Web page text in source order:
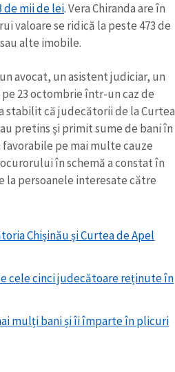
de mii de lei. Vera Chiranda are în
valoare se ridică la peste 473 de
alte imobile.
avocat, un asistent judiciar, un
23 octombrie într-un caz de
stabilit că judecătorii de la Curtea
pretins și primit sume de bani în
pe mai multe cauze
în schemă a constat în
persoanele interesate către
Chișinău și Curtea de Apel
cele cinci judecătoare reținute în
mulți bani și îi împarte în plicuri
imagine
+ Link media
știrei